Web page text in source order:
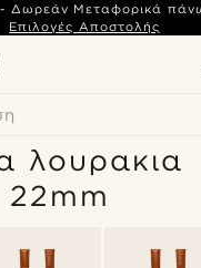
- Δωρεάν Μεταφορικά
Επιλογές Αποστολής
λουρακια
22mm